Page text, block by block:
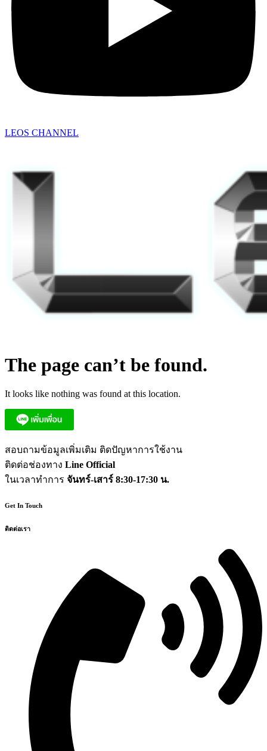
LEOS CHANNEL
The page can’t be found.
It looks like nothing was found at this location.
สอบถามข้อมูลเพิ่มเติม ติดปัญหาการใช้งาน
ติดต่อช่องทาง Line Official
ในเวลาทำการ จันทร์-เสาร์ 8:30-17:30 น.
Get In Touch
ติดต่อเรา